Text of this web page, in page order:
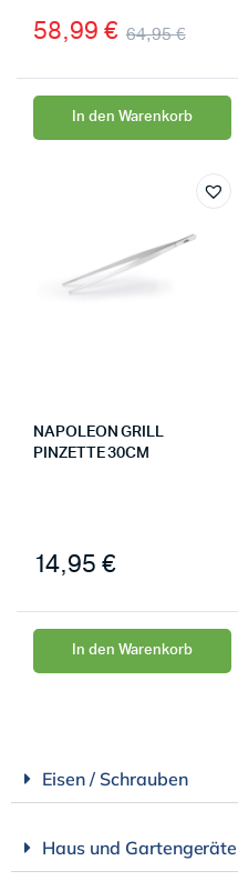
64,95€
58,99 €
In den Warenkorb
NAPOLEON GRILL
PINZETTE 30CM
14,95 €
In den Warenkorb
Eisen / Schrauben
Haus und Gartengeräte